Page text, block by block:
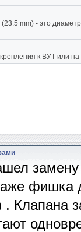
mm) - это
к ВУТ или
замену
фишка
. Клапана